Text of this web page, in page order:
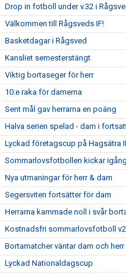
Drop in fotboll under v.32 i
Välkommen till Rågsveds IF!
Basketdagar i Rågsved
Kansliet semesterstängt
Viktig bortaseger för herr
10:e raka för damerna
Sent mål gav herrarna en poäng
Halva serien spelad - dam i
Lyckad företagscup på Hagsätra
Sommarlovsfotbollen kickar
Nya utmaningar för herr & dam
Segersviten fortsätter för dam
Herrarna kammade noll i svår
Kostnadsfri sommarlovsfotboll
Bortamatcher väntar dam och herr
Lyckad Nationaldagscup